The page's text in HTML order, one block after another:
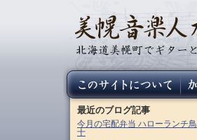
最近のブログ記事
今月の宅配弁当 ハローランチ鳥
十